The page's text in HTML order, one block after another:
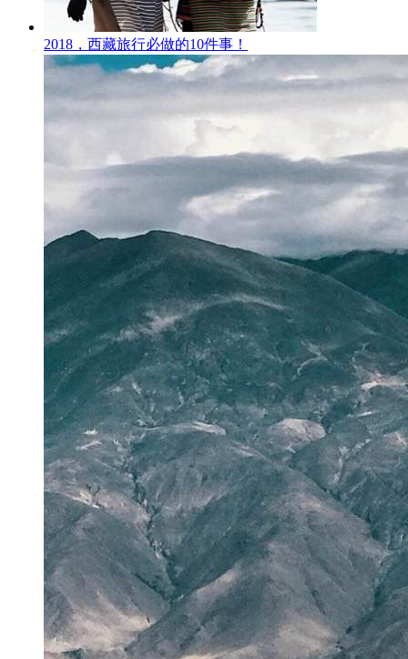
2018，西藏旅行必做的10件事！